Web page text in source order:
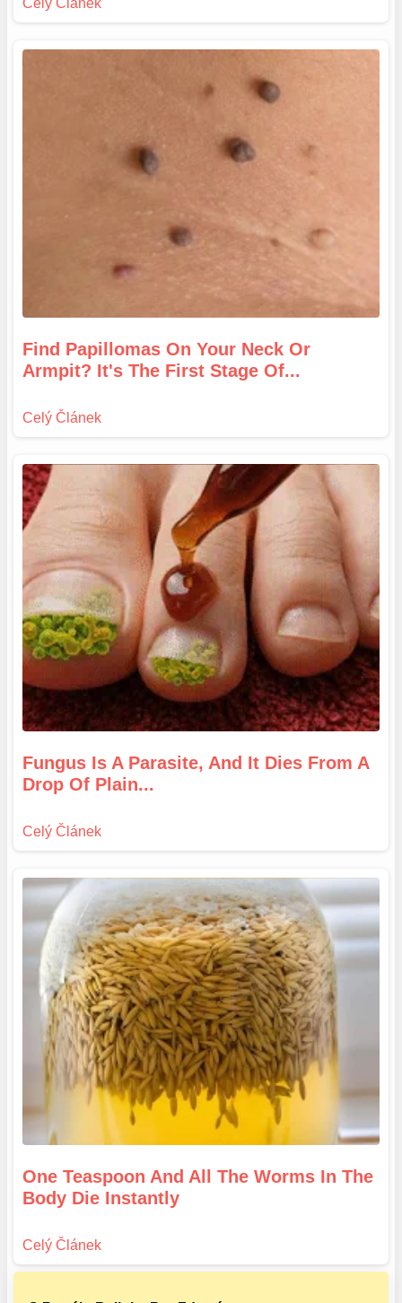
Find Papillomas On Your Neck Or
Armpit? It's The First Stage Of...
Fungus Is A Parasite, And It Dies From A
Drop Of Plain...
One Teaspoon And All The Worms In The
Body Die Instantly